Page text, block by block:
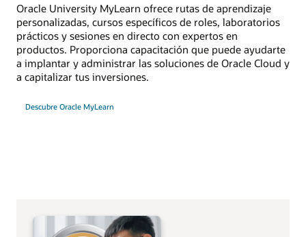
Oracle University MyLearn ofrece rutas de aprendizaje
personalizadas, cursos específicos de roles, laboratorios
prácticos y sesiones en directo con expertos en
productos. Proporciona capacitación que puede ayudarte
a implantar y administrar las soluciones de Oracle Cloud y
a capitalizar tus inversiones.
Descubre Oracle MyLearn